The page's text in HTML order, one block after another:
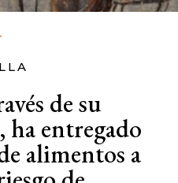
de su
entregado
alimentos a